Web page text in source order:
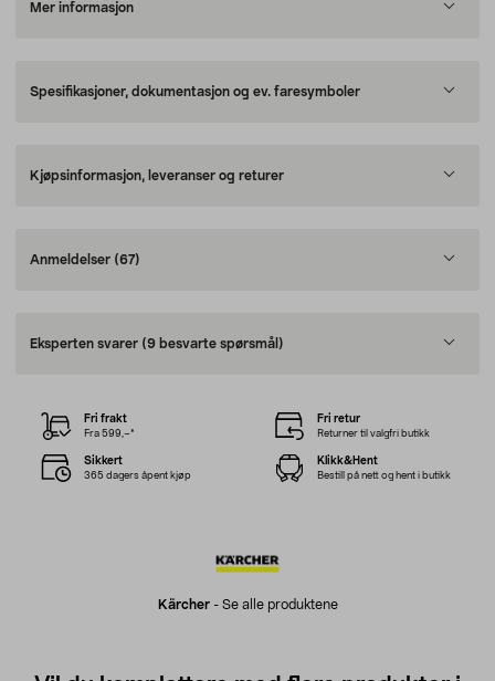
Mer informasjon
Spesifikasjoner, dokumentasjon og ev. faresymboler
Kjøpsinformasjon, leveranser og returer
Anmeldelser (67)
Eksperten svarer (9 besvarte spørsmål)
Kärcher- Se alle produktene
Fri frakt
Fra 599,–*
Fri retur
Returner til valgfri butikk
Sikkert
365 dagers åpent kjøp
Klikk&Hent
Bestill på nett og hent i butikk